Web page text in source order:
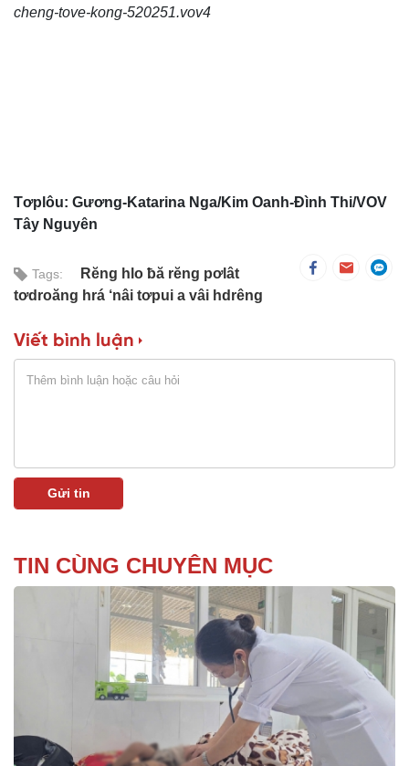
cheng-tove-kong-520251.vov4
Tơplôu: Gương-Katarina Nga/Kim Oanh-Đình Thi/VOV
Tây Nguyên
Tags:
Rĕng hlo ƀă rĕng pơlât
tơdroăng hrá ‘nâi tơpui a vâi hdrêng
Viết bình luận
TIN CÙNG CHUYÊN MỤC